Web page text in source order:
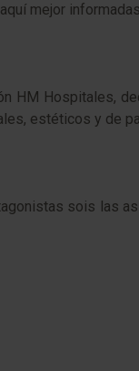
mejor
HM Hospitales,
estéticos y de
sois las